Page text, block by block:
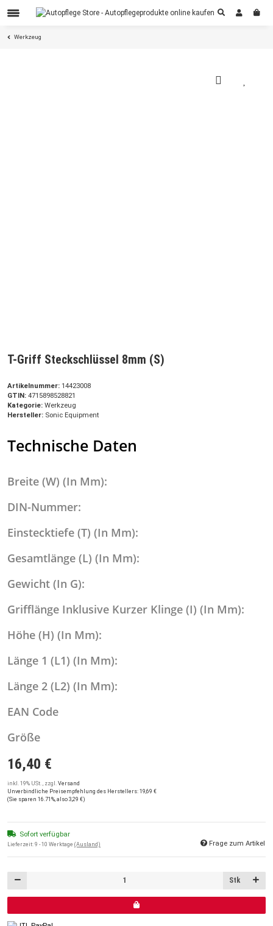
Werkzeug
T-Griff Steckschlüssel 8mm (S)
Artikelnummer: 14423008
GTIN: 4715898528821
Kategorie: Werkzeug
Hersteller: Sonic Equipment
Technische Daten
Breite (W) (In Mm):
DIN-Nummer:
Einstecktiefe (T) (In Mm):
Gesamtlänge (L) (In Mm):
Gewicht (In G):
Grifflänge Inklusive Kurzer Klinge (I) (In Mm):
Höhe (H) (In Mm):
Länge 1 (L1) (In Mm):
Länge 2 (L2) (In Mm):
EAN Code
Größe
16,40 €
inkl. 19% USt. , zzgl. Versand
Unverbindliche Preisempfehlung des Herstellers: 19,69 €
(Sie sparen 16.71%, also 3,29 €)
Sofort verfügbar
Lieferzeit: 9 - 10 Werktage (Ausland) Frage zum Artikel
Stk